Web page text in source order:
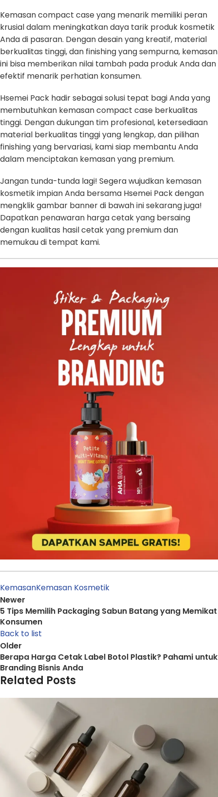
Kemasan compact case yang menarik memiliki peran
krusial dalam meningkatkan daya tarik produk kosmetik
Anda di pasaran. Dengan desain yang kreatif, material
berkualitas tinggi, dan finishing yang sempurna, kemasan
ini bisa memberikan nilai tambah pada produk Anda dan
efektif menarik perhatian konsumen.
Hsemei Pack hadir sebagai solusi tepat bagi Anda yang
membutuhkan kemasan compact case berkualitas
tinggi. Dengan dukungan tim profesional, ketersediaan
material berkualitas tinggi yang lengkap, dan pilihan
finishing yang bervariasi, kami siap membantu Anda
dalam menciptakan kemasan yang premium.
Jangan tunda-tunda lagi! Segera wujudkan kemasan
kosmetik impian Anda bersama Hsemei Pack dengan
mengklik gambar banner di bawah ini sekarang juga!
Dapatkan penawaran harga cetak yang bersaing
dengan kualitas hasil cetak yang premium dan
memukau di tempat kami.
KemasanKemasan Kosmetik
Newer
5 Tips Memilih Packaging Sabun Batang yang Memikat
Konsumen
Back to list
Older
Berapa Harga Cetak Label Botol Plastik? Pahami untuk
Branding Bisnis Anda
Related Posts